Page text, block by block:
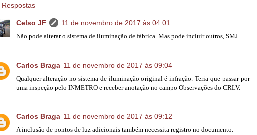
Respostas
Celso JF
11 de novembro de 2017 às 04:01
Não pode alterar o sistema de iluminação de fábrica. Mas pode incluir outros, SMJ.
Carlos Braga 11 de novembro de 2017 às 09:04
Qualquer alteração no sistema de iluminação original é infração. Teria que passar por
uma inspeção pelo INMETRO e receber anotação no campo Observações do CRLV.
Carlos Braga 11 de novembro de 2017 às 09:12
A inclusão de pontos de luz adicionais também necessita registro no documento.